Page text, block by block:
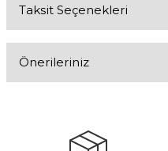
Taksit Seçenekleri
Önerileriniz
tarafımıza iletebilirsiniz.
Görüş ve önerileriniz için